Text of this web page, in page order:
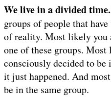
We live in a divided time.
groups of people that
of reality. Most likely you
one of these groups.
consciously decided to be
it just happened. And
be in the same group.